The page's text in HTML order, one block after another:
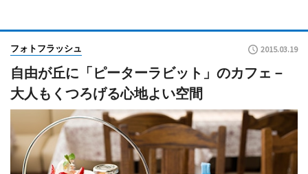
フォトフラッシュ 2015.03.19
自由が丘に「ピーターラビット」のカフェ－
大人もくつろげる心地よい空間